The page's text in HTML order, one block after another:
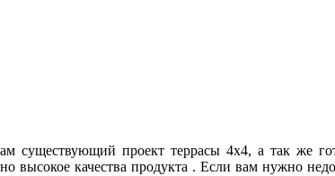
существующий проект террасы 4х4, а так же
высокое качества продукта . Если вам нужно